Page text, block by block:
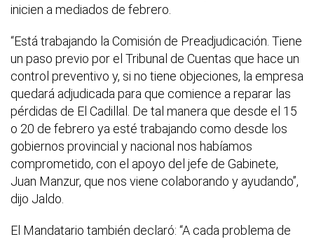
inicien a mediados de febrero.
“Está trabajando la Comisión de Preadjudicación. Tiene
un paso previo por el Tribunal de Cuentas que hace un
control preventivo y, si no tiene objeciones, la empresa
quedará adjudicada para que comience a reparar las
pérdidas de El Cadillal. De tal manera que desde el 15
o 20 de febrero ya esté trabajando como desde los
gobiernos provincial y nacional nos habíamos
comprometido, con el apoyo del jefe de Gabinete,
Juan Manzur, que nos viene colaborando y ayudando”,
dijo Jaldo.
El Mandatario también declaró: “A cada problema de